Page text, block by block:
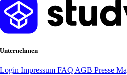
Unternehmen
Login Impressum FAQ AGB Presse